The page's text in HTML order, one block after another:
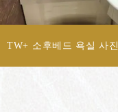
TW+ 소후베드 욕실 사진